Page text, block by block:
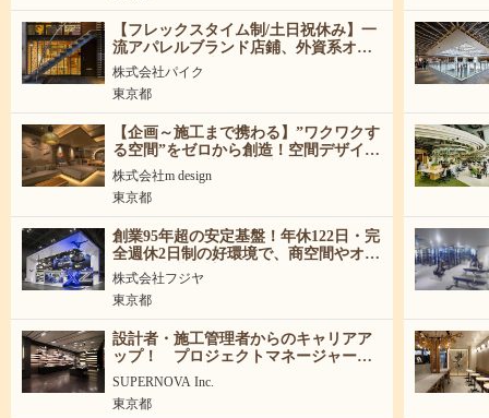
【フレックスタイム制/土日祝休み】一
流アパレルブランド店鋪、外資系オフ
ィスメインの建築・インテリアデザイ
ナー募集！
株式会社パイク
東京都
【企画～施工まで携わる】”ワクワクす
る空間”をゼロから創造！空間デザイナ
ー・施工監理募集（新卒・中途）
株式会社m design
東京都
創業95年超の安定基盤！年休122日・完
全週休2日制の好環境で、商空間やオフ
ィスの内装設計スキルを存分に発揮し
ませんか？
株式会社フジヤ
東京都
設計者・施工管理者からのキャリアア
ップ！ プロジェクトマネージャー募
集
SUPERNOVA Inc.
東京都